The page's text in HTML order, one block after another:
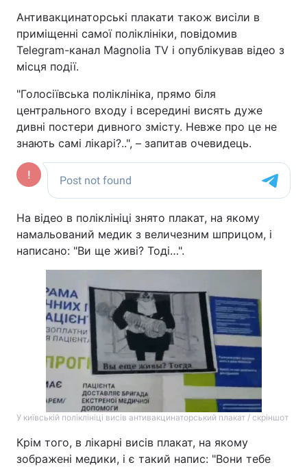
Антивакцинаторські плакати також висіли в
приміщенні самої поліклініки, повідомив
Telegram-канал Magnolia TV і опублікував відео з
місця події.
"Голосіївська поліклініка, прямо біля
центрального входу і всередині висять дуже
дивні постери дивного змісту. Невже про це не
знають самі лікарі?..", – запитав очевидець.
На відео в поліклініці знято плакат, на якому
намальований медик з величезним шприцом, і
написано: "Ви ще живі? Тоді…".
У київській поліклініці висів антивакцинаторський плакат / скріншот
Крім того, в лікарні висів плакат, на якому
зображені медики, і є такий напис: "Вони тебе